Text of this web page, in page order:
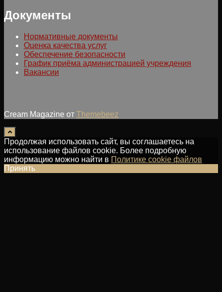
Документы
Нормативные документы
Оценка качества услуг
Обеспечение безопасности
График приёма администрацией учреждения
Вакансии
Cream Magazine от Themebeez
Продолжая использовать сайт, вы соглашаетесь на
использование файлов cookie. Более подробную
информацию можно найти в Политике cookie файлов
Принять